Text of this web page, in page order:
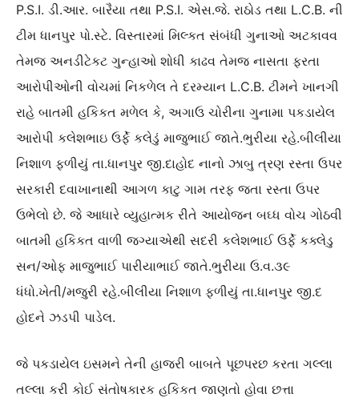
P.S.I. ડી.આર. બારૈયા તથા P.S.I. એસ.જે. રાઠોડ તથા L.C.B. ની
ટીમ ધાનપુર પો.સ્ટે. વિસ્તારમાં મિલ્કત સંબંધી ગુનાઓ અટકાવવ
તેમજ અનડીટેકટ ગુન્હાઓ શોધી કાઢવ તેમજ નાસતા ફરતા
આરોપીઓની વોચમાં નિકળેલ તે દરમ્યાન L.C.B. ટીમને ખાનગી
રાહે બાતમી હકિકત મળેલ કે, અગાઉ ચોરીના ગુનામા પકડાયેલ
આરોપી કલેશભાઇ ઉર્ફે કલેડું માજુભાઈ જાતે.ભુરીયા રહે.બીલીયા
નિશાળ ફળીયું તા.ધાનપુર જી.દાહોદ નાનો ઝાબુ ત્રણ રસ્તા ઉપર
સરકારી દવાખાનાથી આગળ કાટુ ગામ તરફ જતા રસ્તા ઉપર
ઉભેલો છે. જે આધારે વ્યુહાત્મક રીતે આયોજન બઘ્ધ વોચ ગોઠવી
બાતમી હકિકત વાળી જગ્યાએથી સદરી કલેશભાઈ ઉર્ફે કક્લેડુ
સન/ઓફ માજુભાઈ પારીયાભાઈ જાતે.ભુરીયા ઉ.વ.૩૯
ધંધો.ખેતી/મજુરી રહે.બીલીયા નિશાળ ફળીયું તા.ધાનપુર જી.દ
હોદને ઝડપી પાડેલ.
જે પકડાયેલ ઇસમને તેની હાજરી બાબતે પૂછપરછ કરતા ગલ્લા
તલ્લા કરી કોઈ સંતોષકારક હકિકત જાણતો હોવા છત્તા